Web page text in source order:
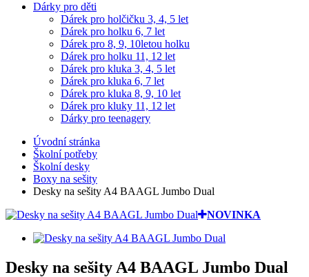
Dárky pro děti
Dárek pro holčičku 3, 4, 5 let
Dárek pro holku 6, 7 let
Dárek pro 8, 9, 10letou holku
Dárek pro holku 11, 12 let
Dárek pro kluka 3, 4, 5 let
Dárek pro kluka 6, 7 let
Dárek pro kluka 8, 9, 10 let
Dárek pro kluky 11, 12 let
Dárky pro teenagery
Úvodní stránka
Školní potřeby
Školní desky
Boxy na sešity
Desky na sešity A4 BAAGL Jumbo Dual
NOVINKA
Desky na sešity A4 BAAGL Jumbo Dual